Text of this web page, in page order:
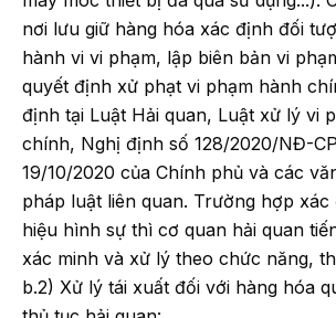
nơi lưu giữ hàng hóa xác định đối
hành vi vi phạm, lập biên bản vi
quyết định xử phạt vi phạm hành
định tại Luật Hải quan, Luật xử lý vi
chính, Nghị định số 128/2020/NĐ-
19/10/2020 của Chính phủ và các
pháp luật liên quan. Trường hợp
hiệu hình sự thì cơ quan hải quan
xác minh và xử lý theo chức năng,
b.2) Xử lý tái xuất đối với hàng hóa